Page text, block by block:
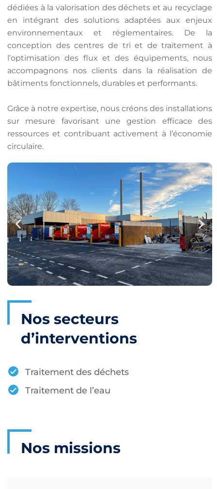
dédiées à la valorisation des déchets et au recyclage
en intégrant des solutions adaptées aux enjeux
environnementaux et réglementaires. De la
conception des centres de tri et de traitement à
l’optimisation des flux et des équipements, nous
accompagnons nos clients dans la réalisation de
bâtiments fonctionnels, durables et performants.
Grâce à notre expertise, nous créons des installations
sur mesure favorisant une gestion efficace des
ressources et contribuant activement à l’économie
circulaire.
Nos secteurs
d’interventions
Traitement des déchets
Traitement de l’eau
Nos missions